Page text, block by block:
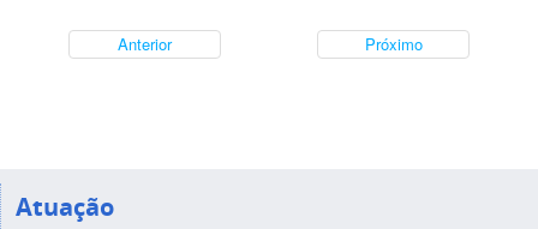
Anterior Próximo
Atuação